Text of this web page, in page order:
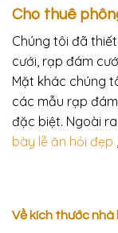
Cho thuê
Chúng tôi đã
cưới, rạp đám
Mặt khác chúng
các mẫu rạp
đặc biệt. Ngoài
bày lễ ăn hỏi đẹp ,
Về kích thước